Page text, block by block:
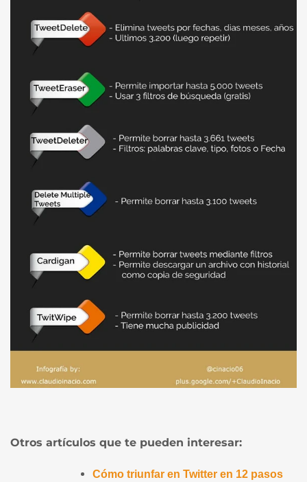
Otros artículos que te pueden interesar:
Cómo triunfar en Twitter en 12 pasos